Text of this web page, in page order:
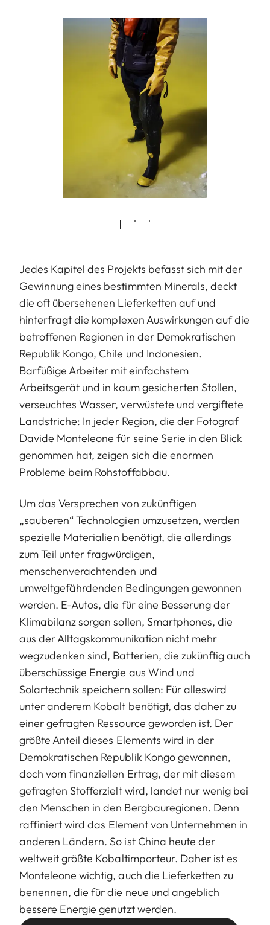
Jedes Kapitel des Projekts befasst sich mit der
Gewinnung eines bestimmten Minerals, deckt
die oft übersehenen Lieferketten auf und
hinterfragt die komplexen Auswirkungen auf die
betroffenen Regionen in der Demokratischen
Republik Kongo, Chile und Indonesien.
Barfüßige Arbeiter mit einfachstem
Arbeitsgerät und in kaum gesicherten Stollen,
verseuchtes Wasser, verwüstete und vergiftete
Landstriche: In jeder Region, die der Fotograf
Davide Monteleone für seine Serie in den Blick
genommen hat, zeigen sich die enormen
Probleme beim Rohstoffabbau.
Um das Versprechen von zukünftigen
„sauberen“ Technologien umzusetzen, werden
spezielle Materialien benötigt, die allerdings
zum Teil unter fragwürdigen,
menschenverachtenden und
umweltgefährdenden Bedingungen gewonnen
werden. E-Autos, die für eine Besserung der
Klimabilanz sorgen sollen, Smartphones, die
aus der Alltagskommunikation nicht mehr
wegzudenken sind, Batterien, die zukünftig auch
überschüssige Energie aus Wind und
Solartechnik speichern sollen: Für alleswird
unter anderem Kobalt benötigt, das daher zu
einer gefragten Ressource geworden ist. Der
größte Anteil dieses Elements wird in der
Demokratischen Republik Kongo gewonnen,
doch vom finanziellen Ertrag, der mit diesem
gefragten Stofferzielt wird, landet nur wenig bei
den Menschen in den Bergbauregionen. Denn
raffiniert wird das Element von Unternehmen in
anderen Ländern. So ist China heute der
weltweit größte Kobaltimporteur. Daher ist es
Monteleone wichtig, auch die Lieferketten zu
benennen, die für die neue und angeblich
bessere Energie genutzt werden.